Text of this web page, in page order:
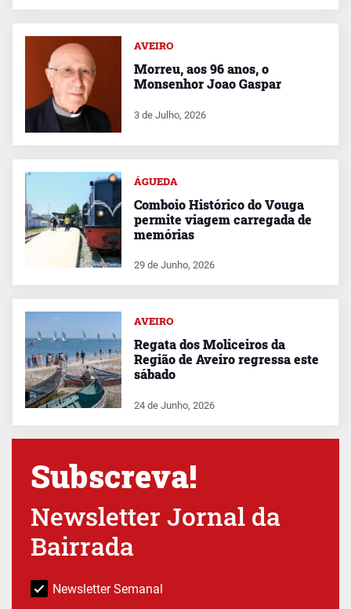
AVEIRO
Morreu, aos 96 anos, o
Monsenhor Joao Gaspar
3 de Julho, 2026
ÁGUEDA
Comboio Histórico do Vouga
permite viagem carregada de
memórias
29 de Junho, 2026
AVEIRO
Regata dos Moliceiros da
Região de Aveiro regressa este
sábado
24 de Junho, 2026
Subscreva!
Newsletter Jornal da
Bairrada
Newsletter Semanal